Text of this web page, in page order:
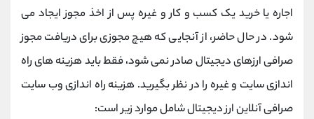
اجاره یا خرید یک کسب و کار و غیره پس از اخذ مجوز ایجاد می
شود. در حال حاضر، از آنجایی که هیچ مجوزی برای دریافت مجوز
صرافی ارزهای دیجیتال صادر نمی شود، فقط باید هزینه های راه
اندازی سایت و غیره را در نظر بگیرید. هزینه راه اندازی وب سایت
صرافی آنلاین ارز دیجیتال شامل موارد زیر است: